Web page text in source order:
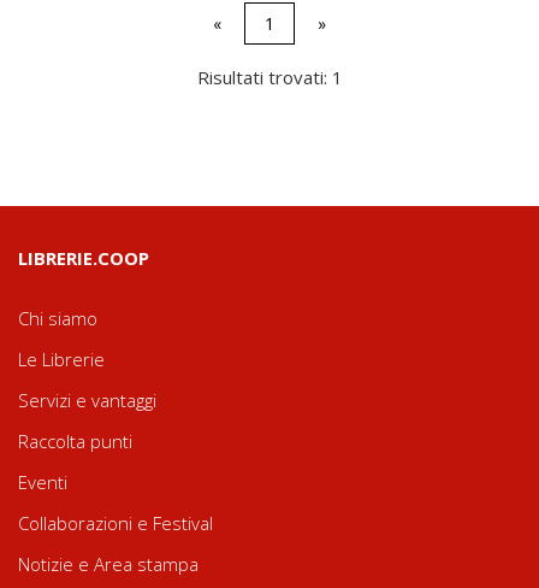
« 1 »
Risultati trovati: 1
LIBRERIE.COOP
Chi siamo
Le Librerie
Servizi e vantaggi
Raccolta punti
Eventi
Collaborazioni e Festival
Notizie e Area stampa